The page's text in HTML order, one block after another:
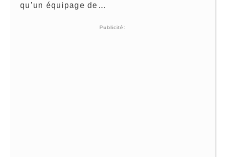
qu’un équipage de…
Publicité: